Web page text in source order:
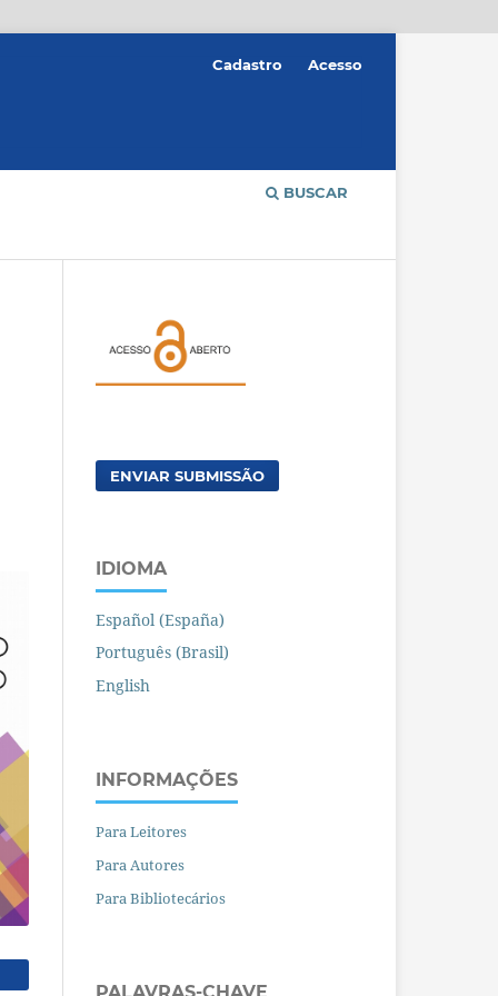
BUSCAR
Cadastro Acesso
ENVIAR SUBMISSÃO
IDIOMA
Español (España)
Português (Brasil)
English
INFORMAÇÕES
Para Leitores
Para Autores
Para Bibliotecários